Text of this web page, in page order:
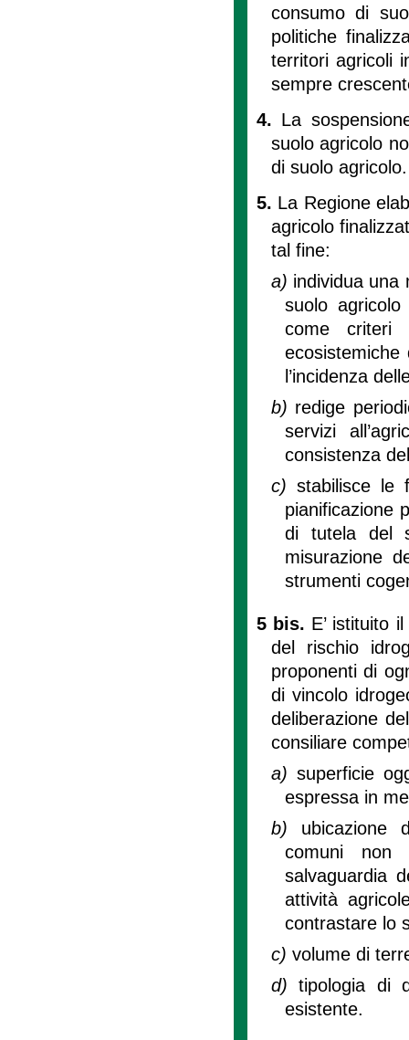
consumo di
politiche
territori agricoli
sempre
4. La
suolo agricolo
di suolo agricolo.
5. La Regione
agricolo
tal fine:
a) individua una
suolo
come criteri
l’incidenza
b) redige
servizi
consistenza
c) stabilisce le
pianificazione
di tutela del
misurazione
strumenti
5 bis. E’ istituito
del rischio
proponenti di
di vincolo
deliberazione
consiliare
a) superficie
espressa in
b) ubicazione
comuni non
salvaguardia
attività
contrastare lo
c) volume di
d)tipologia di
esistente.